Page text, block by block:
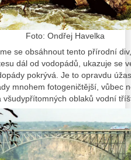
Foto: Ondřej Havelka
se obsáhnout tento přírodní
dál od vodopádů, ukazuje se
pokrývá. Je to opravdu
mnohem fotogeničtější, vůbec
oblaků vodní